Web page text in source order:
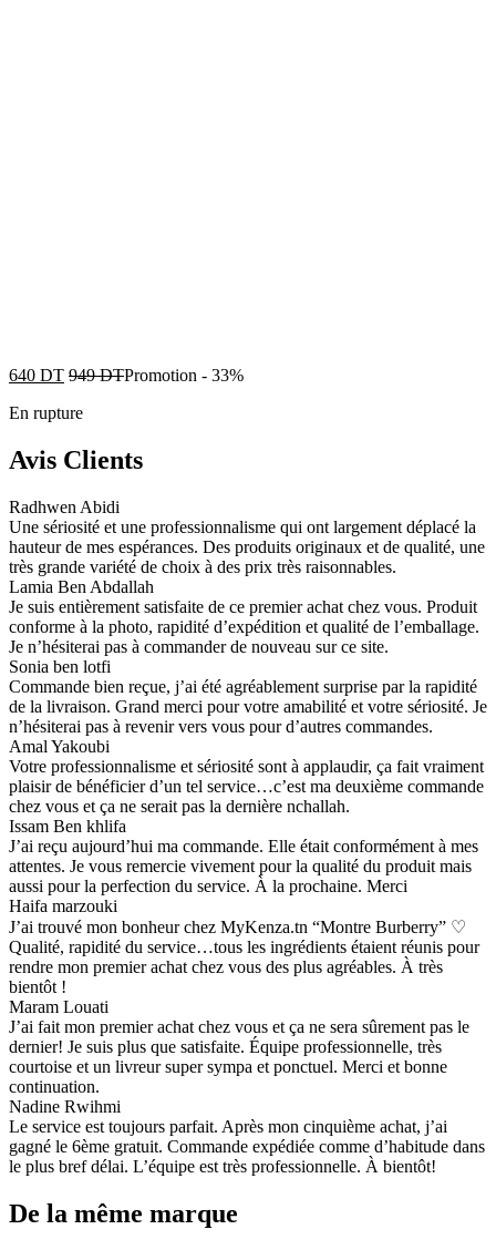
640 DT 949DTPromotion - 33%
En rupture
Avis Clients
Radhwen Abidi
Une sériosité et une professionnalisme qui ont largement déplacé la
hauteur de mes espérances. Des produits originaux et de qualité, une
très grande variété de choix à des prix très raisonnables.
Lamia Ben Abdallah
Je suis entièrement satisfaite de ce premier achat chez vous. Produit
conforme à la photo, rapidité d’expédition et qualité de l’emballage.
Je n’hésiterai pas à commander de nouveau sur ce site.
Sonia ben lotfi
Commande bien reçue, j’ai été agréablement surprise par la rapidité
de la livraison. Grand merci pour votre amabilité et votre sériosité. Je
n’hésiterai pas à revenir vers vous pour d’autres commandes.
Amal Yakoubi
Votre professionnalisme et sériosité sont à applaudir, ça fait vraiment
plaisir de bénéficier d’un tel service…c’est ma deuxième commande
chez vous et ça ne serait pas la dernière nchallah.
Issam Ben khlifa
J’ai reçu aujourd’hui ma commande. Elle était conformément à mes
attentes. Je vous remercie vivement pour la qualité du produit mais
aussi pour la perfection du service. À la prochaine. Merci
Haifa marzouki
J’ai trouvé mon bonheur chez MyKenza.tn “Montre Burberry” ♡
Qualité, rapidité du service…tous les ingrédients étaient réunis pour
rendre mon premier achat chez vous des plus agréables. À très
bientôt !
Maram Louati
J’ai fait mon premier achat chez vous et ça ne sera sûrement pas le
dernier! Je suis plus que satisfaite. Équipe professionnelle, très
courtoise et un livreur super sympa et ponctuel. Merci et bonne
continuation.
Nadine Rwihmi
Le service est toujours parfait. Après mon cinquième achat, j’ai
gagné le 6ème gratuit. Commande expédiée comme d’habitude dans
le plus bref délai. L’équipe est très professionnelle. À bientôt!
De la même marque